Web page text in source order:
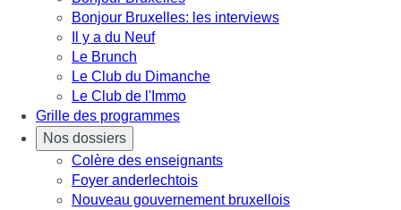
Bonjour Bruxelles: les interviews
Il y a du Neuf
Le Brunch
Le Club du Dimanche
Le Club de l'Immo
Grille des programmes
Nos dossiers
Colère des enseignants
Foyer anderlechtois
Nouveau gouvernement bruxellois